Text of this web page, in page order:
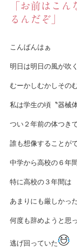
「お前はこ
るんだぞ」
こんばんはぁ
明日は明日の風が吹
むーかしむかしその
私は学生の頃〝器械
つい２年前の体つき
誰も想像することが
中学から高校の６年間
特に高校の３年間は
あまりにも厳しかっ
何度も辞めようと思
逃げ回っていた